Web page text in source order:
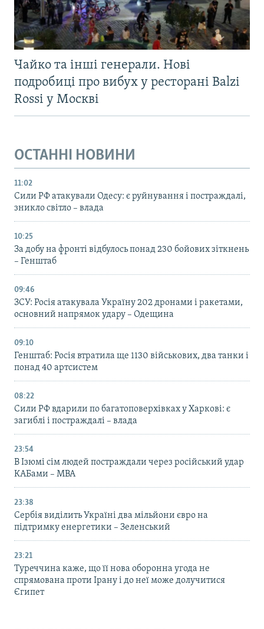
Чайко та інші генерали. Нові
подробиці про вибух у ресторані Balzi
Rossi у Москві
ОСТАННІ НОВИНИ
11:02
Сили РФ атакували Одесу: є руйнування і постраждалі,
зникло світло – влада
10:25
За добу на фронті відбулось понад 230 бойових зіткнень
– Генштаб
09:46
ЗСУ: Росія атакувала Україну 202 дронами і ракетами,
основний напрямок удару – Одещина
09:10
Генштаб: Росія втратила ще 1130 військових, два танки і
понад 40 артсистем
08:22
Сили РФ вдарили по багатоповерхівках у Харкові: є
загиблі і постраждалі – влада
23:54
В Ізюмі сім людей постраждали через російський удар
КАБами – МВА
23:38
Сербія виділить Україні два мільйони євро на
підтримку енергетики – Зеленський
23:21
Туреччина каже, що її нова оборонна угода не
спрямована проти Ірану і до неї може долучитися
Єгипет